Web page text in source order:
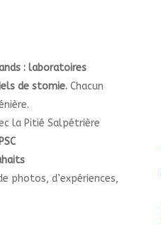
: laboratoires
de stomie. Chacun
la Pitié Salpétrière
photos, d’expériences,